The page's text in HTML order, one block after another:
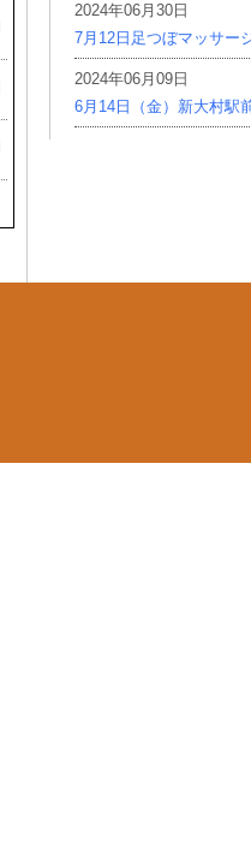
2024年06月30日
7月12日足つぼマッサー
2024年06月09日
6月14日（金）新大村駅